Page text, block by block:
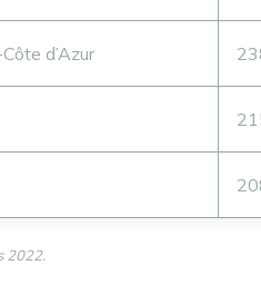
d’Azur
2022.